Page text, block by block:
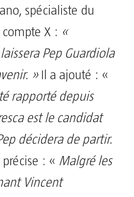
spécialiste du
X : «
Pep Guardiola
»Il a ajouté : «
rapporté depuis
est le candidat
décidera de partir.
: « Malgré les
Vincent